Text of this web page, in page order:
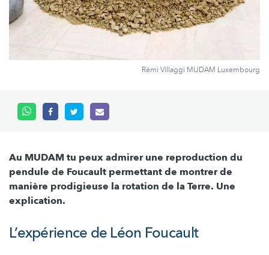
Rémi Villaggi MUDAM Luxembourg
Au MUDAM tu peux admirer une reproduction du
pendule de Foucault permettant de montrer de
manière prodigieuse la rotation de la Terre. Une
explication.
L’expérience de Léon Foucault